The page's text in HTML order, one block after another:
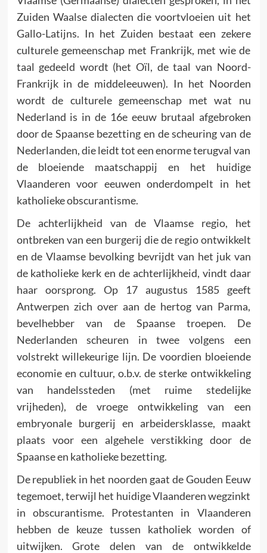
Zuiden Waalse dialecten die voortvloeien uit het
Gallo-Latijns. In het Zuiden bestaat een zekere
culturele gemeenschap met Frankrijk, met wie de
taal gedeeld wordt (het Oïl, de taal van Noord-
Frankrijk in de middeleeuwen). In het Noorden
wordt de culturele gemeenschap met wat nu
Nederland is in de 16e eeuw brutaal afgebroken
door de Spaanse bezetting en de scheuring van de
Nederlanden, die leidt tot een enorme terugval van
de bloeiende maatschappij en het huidige
Vlaanderen voor eeuwen onderdompelt in het
katholieke obscurantisme.
De achterlijkheid van de Vlaamse regio, het
ontbreken van een burgerij die de regio ontwikkelt
en de Vlaamse bevolking bevrijdt van het juk van
de katholieke kerk en de achterlijkheid, vindt daar
haar oorsprong. Op 17 augustus 1585 geeft
Antwerpen zich over aan de hertog van Parma,
bevelhebber van de Spaanse troepen. De
Nederlanden scheuren in twee volgens een
volstrekt willekeurige lijn. De voordien bloeiende
economie en cultuur, o.b.v. de sterke ontwikkeling
van handelssteden (met ruime stedelijke
vrijheden), de vroege ontwikkeling van een
embryonale burgerij en arbeidersklasse, maakt
plaats voor een algehele verstikking door de
Spaanse en katholieke bezetting.
De republiek in het noorden gaat de Gouden Eeuw
tegemoet, terwijl het huidige Vlaanderen wegzinkt
in obscurantisme. Protestanten in Vlaanderen
hebben de keuze tussen katholiek worden of
uitwijken. Grote delen van de ontwikkelde